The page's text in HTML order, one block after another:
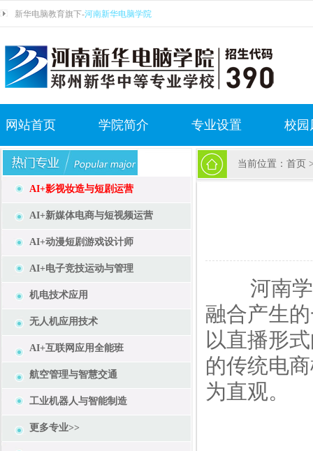
新华电脑教育旗下-河南新华电脑学院
网站首页 学院简介 专业设置 校园
AI+影视妆造与短剧运营
AI+新媒体电商与短视频运营
AI+动漫短剧游戏设计师
AI+电子竞技运动与管理
机电技术应用
无人机应用技术
AI+互联网应用全能班
航空管理与智慧交通
工业机器人与智能制造
更多专业>>
当前位置： 首页
河南学
融合产生
以直播形
的传统电
为直观。